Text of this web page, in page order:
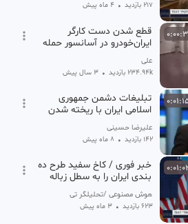
217 بازدید • 4 ماه پیش
قطع شدن دست کارگر
ایران‌خودرو در آسانسور حمله
علی
234.94k بازدید • 3 سال پیش
تبلیغات دشمن جمهوری
اسلامی ایران با ریخته شدن
خون یک مظلوم
علیرضا حسینی
142 بازدید • 8 ماه پیش
خبر فوری / کاخ سفید طرح ده
بندی ایران را به سطل زباله
انداخت
هوش مصنوعی /تحلیلگر تی وی
623 بازدید • 3 ماه پیش